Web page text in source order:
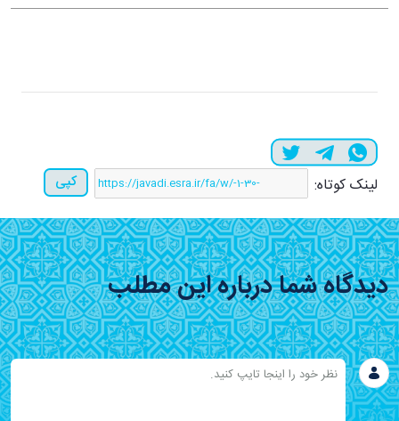
لینک کوتاه: کپی
دیدگاه شما درباره این مطلب